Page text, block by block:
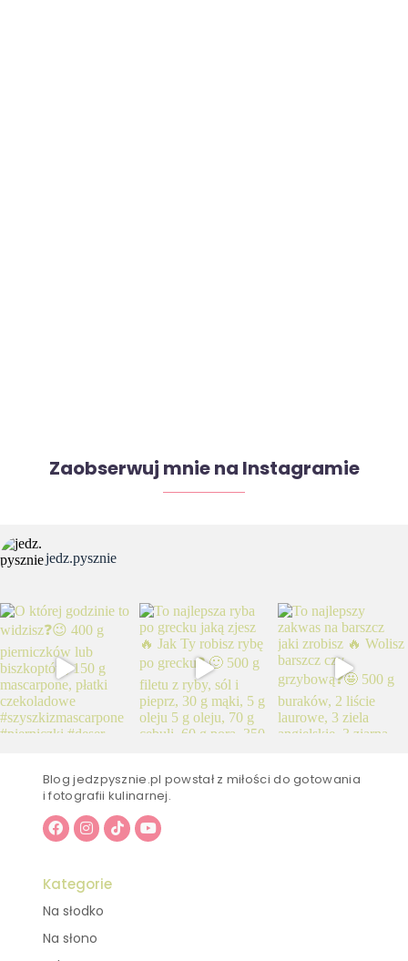
Zaobserwuj mnie na Instagramie
jedz.pysznie
Blog jedzpysznie.pl powstał z miłości do gotowania
i fotografii kulinarnej.
Kategorie
Na słodko
Na słono